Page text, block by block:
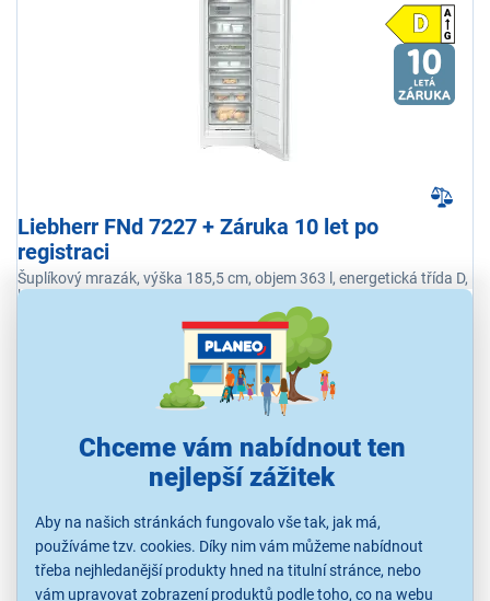
Chceme vám nabídnout ten
nejlepší zážitek
Aby na našich stránkách fungovalo vše tak, jak má,
používáme tzv. cookies. Díky nim vám můžeme nabídnout
třeba nejhledanější produkty hned na titulní stránce, nebo
vám upravovat zobrazení produktů podle toho, co na webu
Liebherr FNd 7227 + Záruka 10 let po
registraci
Šuplíkový mrazák, výška 185,5 cm, objem 363 l, energetická třída D,
hlučnost 38 dB, NoFrost, SuperFrost, Touch-Display, Frost Protect,
U Vás již od 17.8.